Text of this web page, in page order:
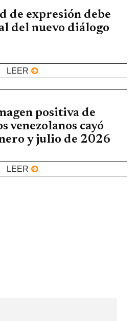
de expresión debe
del nuevo diálogo
LEER
positiva de
venezolanos cayó
y julio de 2026
LEER